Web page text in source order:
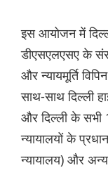
इस आयोजन में
डीएसएलएसए के
और न्यायमूर्ति
साथ-साथ दिल्ली
और दिल्ली के सभी
न्यायालयों के
न्यायालय) और अन्य